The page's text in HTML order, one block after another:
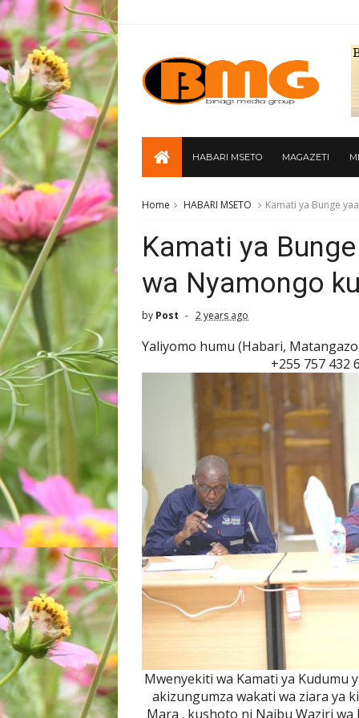
HABARI MSETO MAGAZETI
Home HABARI MSETO Kamati ya Bunge
Kamati ya
wa Nyamongo
by Post 2 years ago
Yaliyomo humu (Habari,
+255 757 432
Mwenyekiti wa Kamati ya Kudumu
akizungumza wakati wa ziara ya
Mara . kushoto ni Naibu Waziri